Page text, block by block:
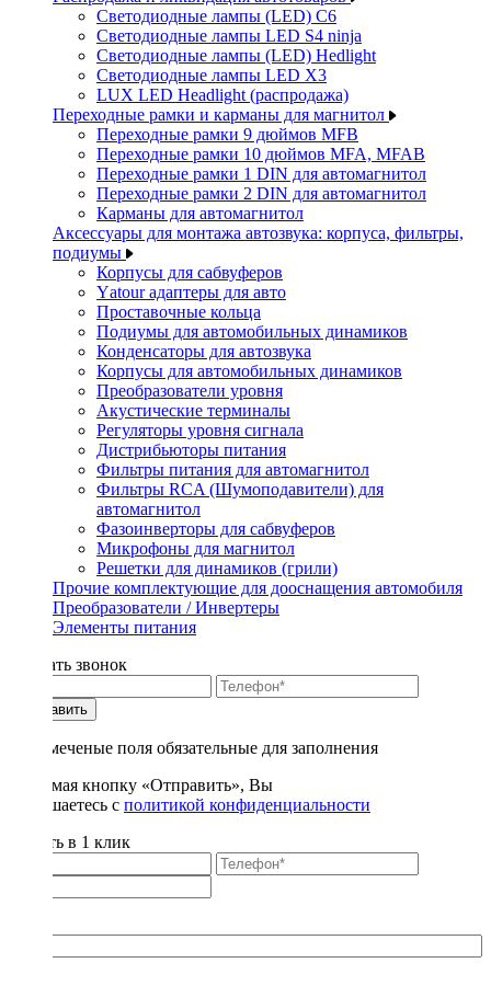
Светодиодные лампы (LED) C6
Светодиодные лампы LED S4 ninja
Светодиодные лампы (LED) Hedlight
Светодиодные лампы LED X3
LUX LED Headlight (распродажа)
Переходные рамки и карманы для магнитол
Переходные рамки 9 дюймов MFB
Переходные рамки 10 дюймов MFA, MFAB
Переходные рамки 1 DIN для автомагнитол
Переходные рамки 2 DIN для автомагнитол
Карманы для автомагнитол
Аксессуары для монтажа автозвука: корпуса, фильтры,
подиумы
Корпусы для сабвуферов
Yаtour адаптеры для авто
Проставочные кольца
Подиумы для автомобильных динамиков
Конденсаторы для автозвука
Корпусы для автомобильных динамиков
Преобразователи уровня
Акустические терминалы
Регуляторы уровня сигнала
Дистрибьюторы питания
Фильтры питания для автомагнитол
Фильтры RCA (Шумоподавители) для
автомагнитол
Фазоинверторы для сабвуферов
Микрофоны для магнитол
Решетки для динамиков (грили)
Прочие комплектующие для дооснащения автомобиля
Преобразователи / Инвертеры
Элементы питания
Заказать звонок
Отправить
* - отмеченые поля обязательные для заполнения
Нажимая кнопку «Отправить», Вы
соглашаетесь с политикой конфиденциальности
Купить в 1 клик